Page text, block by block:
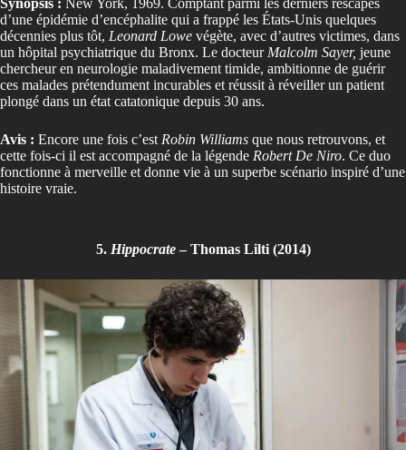
Synopsis : New York, 1969. Comptant parmi les derniers rescapés
d’une épidémie d’encéphalite qui a frappé les États-Unis quelques
décennies plus tôt, Leonard Lowe végète, avec d’autres victimes, dans
un hôpital psychiatrique du Bronx. Le docteurMalcolm Sayer, jeune
chercheur en neurologie maladivement timide, ambitionne de guérir
ces malades prétendument incurables et réussit à réveiller un patient
plongé dans un état catatonique depuis 30 ans.
Avis : Encore une fois c’estRobin Williams que nous retrouvons, et
cette fois-ci il est accompagné de la légende Robert De Niro. Ce duo
fonctionne à merveille et donne vie à un superbe scénario inspiré d’une
histoire vraie.
5. Hippocrate– Thomas Lilti (2014)